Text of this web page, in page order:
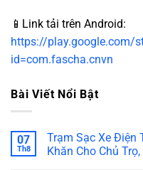
📱Link tải trên Android:
https://play.google.com/
id=com.fascha.cnvn
Bài Viết Nổi Bật
07
Th8
Trạm Sạc Xe Điện
Khăn Cho Chủ